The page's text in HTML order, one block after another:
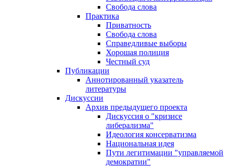
Свобода слова
Практика
Приватность
Свобода слова
Справедливые выборы
Хорошая полиция
Честный суд
Публикации
Аннотированный указатель
литературы
Дискуссии
Архив предыдущего проекта
Дискуссия о "кризисе
либерализма"
Идеология консерватизма
Национальная идея
Пути легитимации "управляемой
демократии"